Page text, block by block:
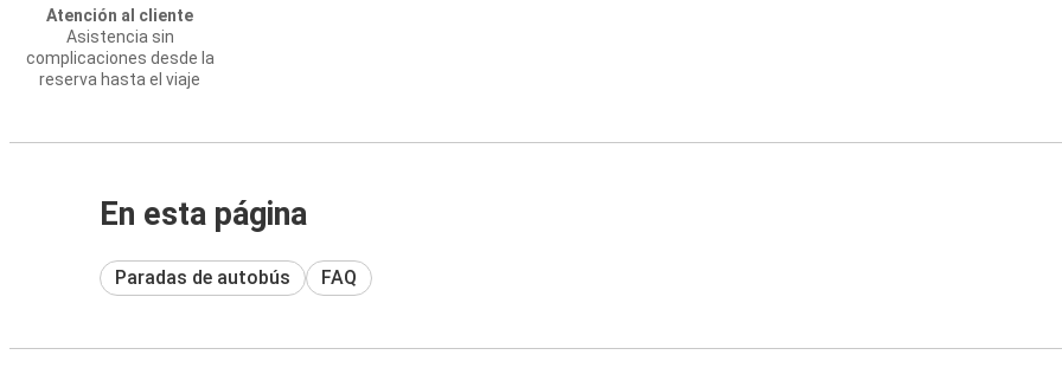
Atención al cliente
Asistencia sin
complicaciones desde la
reserva hasta el viaje
En esta página
Paradas de autobús FAQ